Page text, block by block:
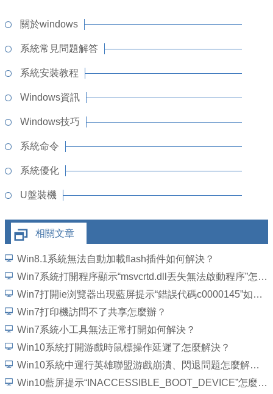
關於windows
系統常見問題解答
系統安裝教程
Windows資訊
Windows技巧
系統命令
系統優化
U盤裝機
相關文章
Win8.1系統無法自動加載flash插件如何解決？
Win7系統打開程序顯示“msvcrtd.dll丟失無法啟動程序”怎麼解決
Win7打開ie浏覽器出現藍屏提示“錯誤代碼c0000145”如何解決？
Win7打印機訪問不了共享怎麼辦？
Win7系統小工具無法正常打開如何解決？
Win10系統打開游戲時鼠標操作延遲了怎麼解決？
Win10系統中運行英雄聯盟游戲崩潰、閃退問題怎麼解決？
Win10藍屏提示“INACCESSIBLE_BOOT_DEVICE”怎麼處理？